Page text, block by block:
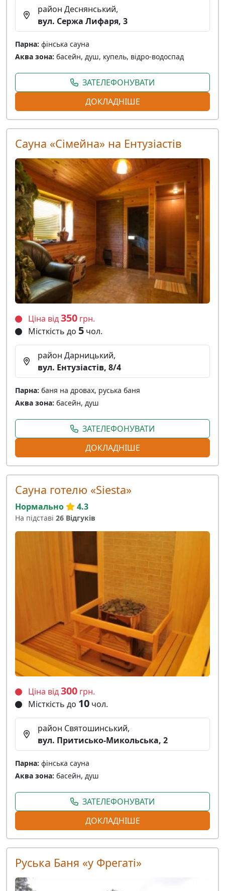
район Деснянський,
вул. Сержа Лифаря, 3
Парна: фінська сауна
Аква зона: басейн, душ, купель, відро-водоспад
ЗАТЕЛЕФОНУВАТИ
ДОКЛАДНІШЕ
Сауна «Сімейна» на Ентузіастів
Ціна від350 грн.
Місткість до 5 чол.
район Дарницький,
вул. Eнтузіастів, 8/4
Парна: баня на дровах, руська баня
Аква зона: басейн, душ
ЗАТЕЛЕФОНУВАТИ
ДОКЛАДНІШЕ
Сауна готелю «Siesta»
Нормально 4.3
На підставі 26 Відгуків
Ціна від300 грн.
Місткість до 10 чол.
район Святошинський,
вул. Притисько-Микольська, 2
Парна: фінська сауна
Аква зона: басейн, душ
ЗАТЕЛЕФОНУВАТИ
ДОКЛАДНІШЕ
Руська Баня «у Фрегаті»